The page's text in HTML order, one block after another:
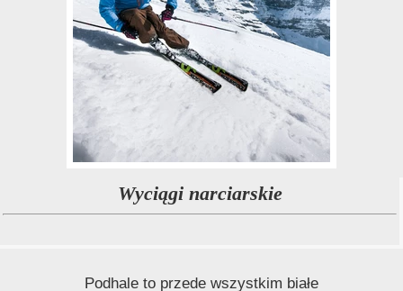
Wyciągi narciarskie
Podhale to przede wszystkim białe